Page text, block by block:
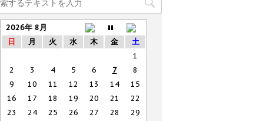
2026年 8月
日
月 火 水 木 金
土
1
2
3 4 5 6 7
8
9
10 11 12 13 14
15
16
17 18 19 20 21
22
23
24 25 26 27 28
29